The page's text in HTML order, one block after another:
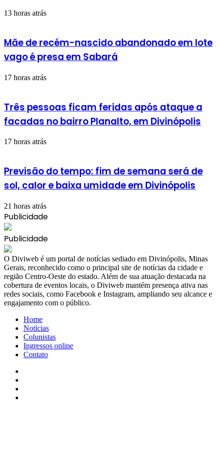
13 horas atrás
Mãe de recém-nascido abandonado em lote
vago é presa em Sabará
17 horas atrás
Três pessoas ficam feridas após ataque a
facadas no bairro Planalto, em Divinópolis
17 horas atrás
Previsão do tempo: fim de semana será de
sol, calor e baixa umidade em Divinópolis
21 horas atrás
Publicidade
Publicidade
​O Diviweb é um portal de notícias sediado em Divinópolis, Minas
Gerais, reconhecido como o principal site de notícias da cidade e
região Centro-Oeste do estado. Além de sua atuação destacada na
cobertura de eventos locais, o Diviweb mantém presença ativa nas
redes sociais, como Facebook e Instagram, ampliando seu alcance e
engajamento com o público.
Home
Notícias
Colunistas
Ingressos online
Contato